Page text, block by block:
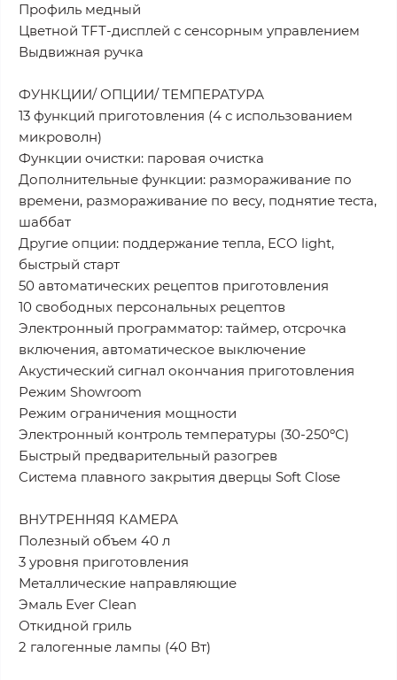
Профиль медный
Цветной TFT-дисплей с сенсорным управлением
Выдвижная ручка
ФУНКЦИИ/ ОПЦИИ/ ТЕМПЕРАТУРА
13 функций приготовления (4 с использованием
микроволн)
Функции очистки: паровая очистка
Дополнительные функции: размораживание по
времени, размораживание по весу, поднятие теста,
шаббат
Другие опции: поддержание тепла, ECO light,
быстрый старт
50 автоматических рецептов приготовления
10 свободных персональных рецептов
Электронный программатор: таймер, отсрочка
включения, автоматическое выключение
Акустический сигнал окончания приготовления
Режим Showroom
Режим ограничения мощности
Электронный контроль температуры (30-250ºС)
Быстрый предварительный разогрев
Система плавного закрытия дверцы Soft Close
ВНУТРЕННЯЯ КАМЕРА
Полезный объем 40 л
3 уровня приготовления
Металлические направляющие
Эмаль Ever Clean
Откидной гриль
2 галогенные лампы (40 Вт)